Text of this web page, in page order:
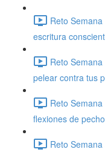
Reto
escritura
Reto
pelear contra tus
Reto
flexiones de
Reto